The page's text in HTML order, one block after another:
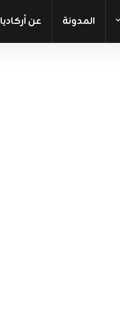
المدونة عن أركاديا